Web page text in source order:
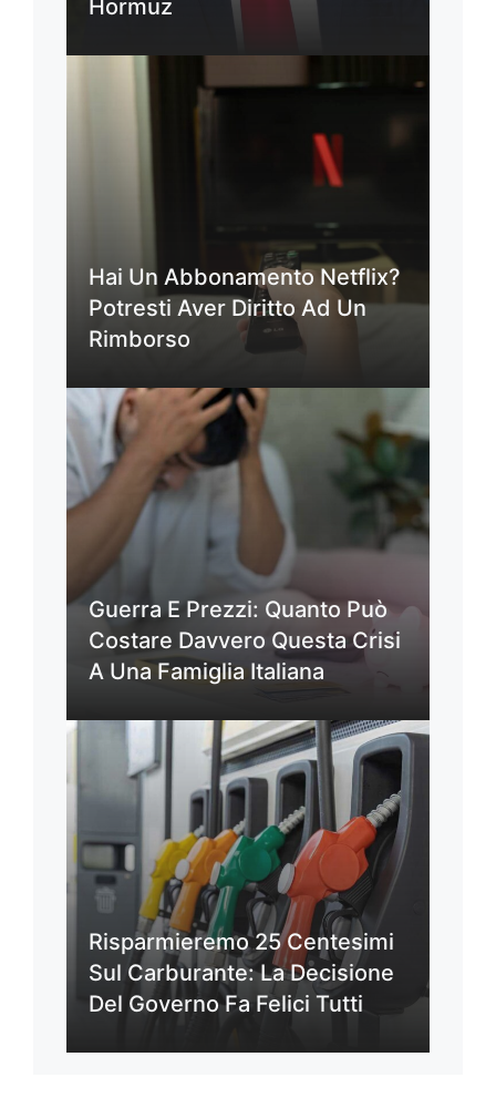
Hormuz
Hai Un Abbonamento Netflix?
Potresti Aver Diritto Ad Un
Rimborso
Guerra E Prezzi: Quanto Può
Costare Davvero Questa Crisi
A Una Famiglia Italiana
Risparmieremo 25 Centesimi
Sul Carburante: La Decisione
Del Governo Fa Felici Tutti